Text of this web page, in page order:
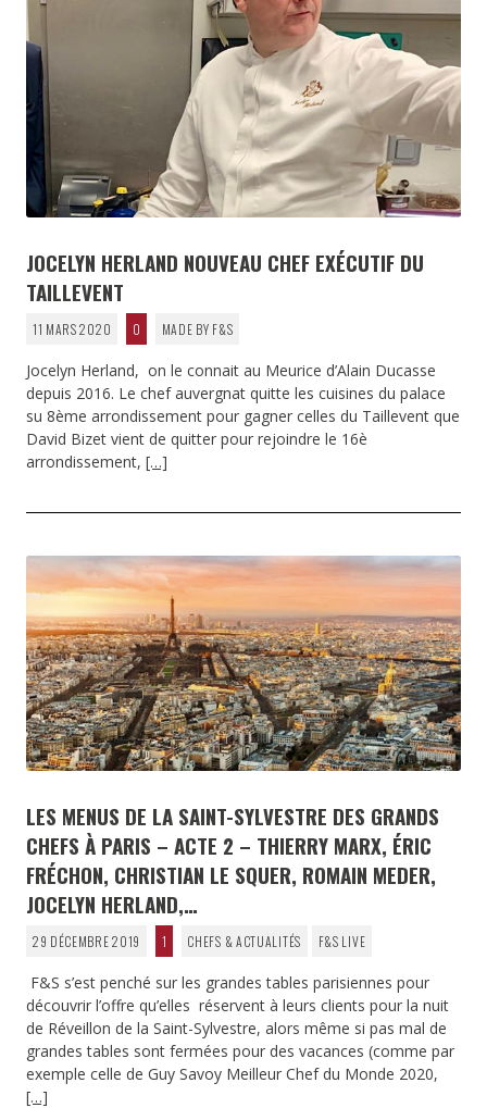
JOCELYN HERLAND NOUVEAU CHEF EXÉCUTIF DU
TAILLEVENT
11 MARS 2020 0 MADE BY F&S
Jocelyn Herland, on le connait au Meurice d’Alain Ducasse
depuis 2016. Le chef auvergnat quitte les cuisines du palace
su 8ème arrondissement pour gagner celles du Taillevent que
David Bizet vient de quitter pour rejoindre le 16è
arrondissement, […]
LES MENUS DE LA SAINT-SYLVESTRE DES GRANDS
CHEFS À PARIS – ACTE 2 – THIERRY MARX, ÉRIC
FRÉCHON, CHRISTIAN LE SQUER, ROMAIN MEDER,
JOCELYN HERLAND,…
29 DÉCEMBRE 2019 1 CHEFS & ACTUALITÉS F&S LIVE
F&S s’est penché sur les grandes tables parisiennes pour
découvrir l’offre qu’elles réservent à leurs clients pour la nuit
de Réveillon de la Saint-Sylvestre, alors même si pas mal de
grandes tables sont fermées pour des vacances (comme par
exemple celle de Guy Savoy Meilleur Chef du Monde 2020,
[…]